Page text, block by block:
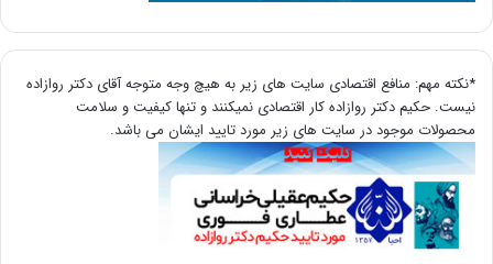
*نکته مهم: منافع اقتصادی سایت های زیر به هیچ وجه متوجه آقای دکتر روازاده
نیست. حکیم دکتر روازاده کار اقتصادی نمیکنند و تنها کیفیت و سلامت
محصولات موجود در سایت های زیر مورد تایید ایشان می باشد.